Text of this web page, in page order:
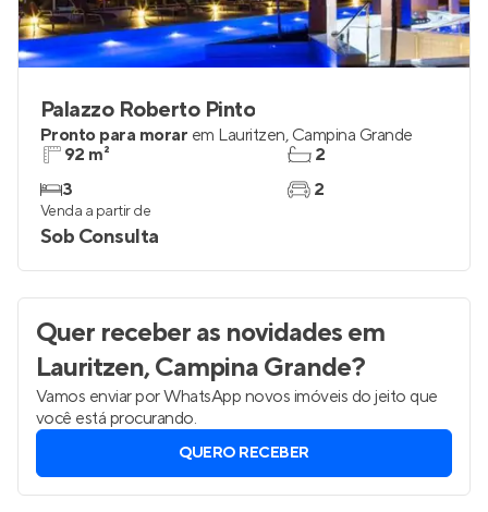
Palazzo Roberto Pinto
Pronto para morar em Lauritzen, Campina Grande
92 m²
3
2
2
Venda a partir de
Sob Consulta
Quer receber as novidadesem
Lauritzen, Campina Grande?
Vamos enviar por WhatsApp novos imóveis do jeito que
você está procurando.
QUERO RECEBER